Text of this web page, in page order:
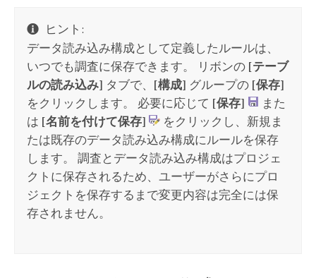
ヒント:
データ読み込み構成として定義したルールは、
いつでも調査に保存できます。 リボンの [テーブ
ルの読み込み] タブで、 [構成] グループの [保存]
をクリックします。 必要に応じて [保存]
また
は [名前を付けて保存]
をクリックし、新規ま
たは既存のデータ読み込み構成にルールを保存
します。 調査とデータ読み込み構成はプロジェ
クトに保存されるため、ユーザーがさらにプロ
ジェクトを保存するまで変更内容は完全には保
存されません。